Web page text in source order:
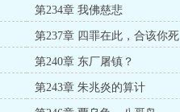
第234章 我佛慈悲
第237章 四罪在此，合该你死
第240章 东厂屠镇？
第243章 朱兆炎的算计